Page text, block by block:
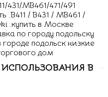
431/MB461/471/491
.B411 / B431 / MB461 /
.купить в Москве
по городу подольску
подольск низкие
дом
В